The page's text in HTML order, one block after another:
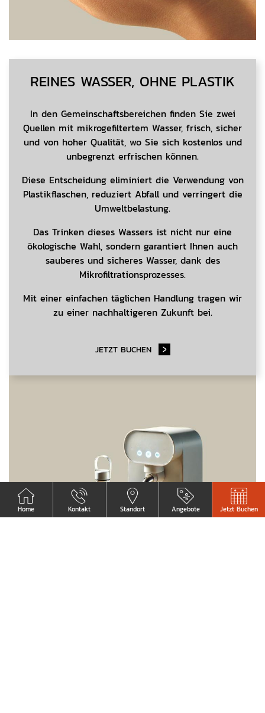
REINES WASSER, OHNE PLASTIK
In den Gemeinschaftsbereichen finden Sie zwei
Quellen mit mikrogefiltertem Wasser, frisch, sicher
und von hoher Qualität, wo Sie sich kostenlos und
unbegrenzt erfrischen können.
Diese Entscheidung eliminiert die Verwendung von
Plastikflaschen, reduziert Abfall und verringert die
Umweltbelastung.
Das Trinken dieses Wassers ist nicht nur eine
ökologische Wahl, sondern garantiert Ihnen auch
sauberes und sicheres Wasser, dank des
Mikrofiltrationsprozesses.
Mit einer einfachen täglichen Handlung tragen wir
zu einer nachhaltigeren Zukunft bei.
JETZT BUCHEN
Home Kontakt Standort Angebote Jetzt Buchen